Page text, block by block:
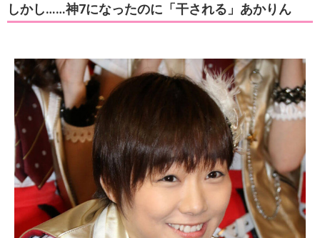
しかし……神7になったのに「干される」あかりん